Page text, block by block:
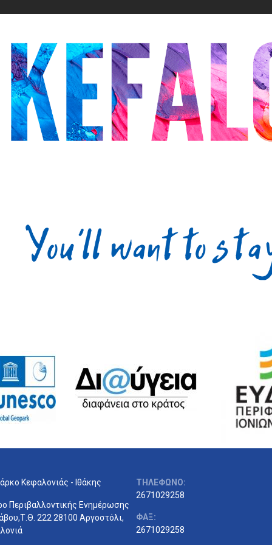
22
23
Κεφαλονιάς - Ιθάκης
Περιβαλλοντικής Ενημέρωσης
222 28100 Αργοστόλι,
ΤΗΛΕΦΩΝΟ:
2671029258
ΦΑΞ:
2671029258